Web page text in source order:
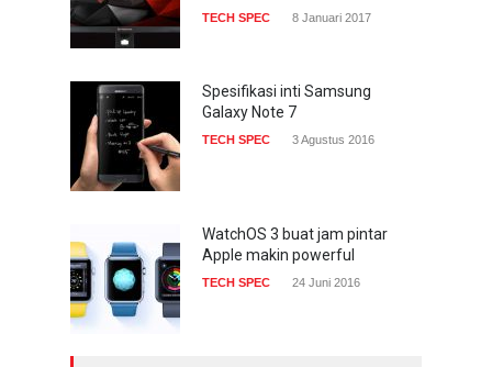
gencar
COMPUTING & SOFTWARE
7 Januari 2017
TECH SPEC 8 Januari 2017
Spesifikasi inti Samsung
Galaxy Note 7
TECH SPEC 3 Agustus 2016
WatchOS 3 buat jam pintar
Apple makin powerful
TECH SPEC 24 Juni 2016